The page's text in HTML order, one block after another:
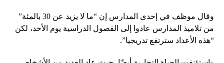
وقال موظف في إحدى المدارس إن “ما لا يزيد عن 30 بالمئة”
من تلاميذ المدارس عادوا إلى الفصول الدراسية يوم الأحد، لكن
“هذه الأعداد سترتفع تدريجيا”.